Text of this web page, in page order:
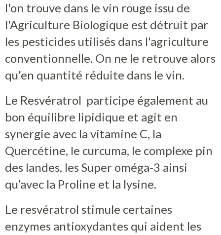
l'on trouve dans le vin rouge issu de
l'Agriculture Biologique est détruit par
les pesticides utilisés dans l'agriculture
conventionnelle. On ne le retrouve alors
qu'en quantité réduite dans le vin.
Le Resvératrol participe également au
bon équilibre lipidique et agit en
synergie avec la vitamine C, la
Quercétine, le curcuma, le complexe pin
des landes, les Super oméga-3 ainsi
qu’avec la Proline et la lysine.
Le resvératrol stimule certaines
enzymes antioxydantes qui aident les